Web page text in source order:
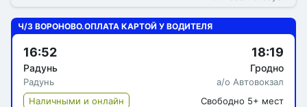
Ч/З ВОРОНОВО.ОПЛАТА КАРТОЙ У ВОДИТЕЛЯ
16:52
Радунь
Радунь
18:19
Гродно
а/о Автовокзал
Наличными и онлайн
Свободно 5+ мест